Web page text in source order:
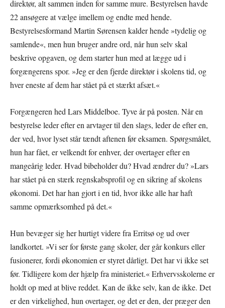
direktør, alt sammen inden for samme mure. Bestyrelsen havde
22 ansøgere at vælge imellem og endte med hende.
Bestyrelsesformand Martin Sørensen kalder hende »tydelig og
samlende«, men hun bruger andre ord, når hun selv skal
beskrive opgaven, og dem starter hun med at lægge ud i
forgængerens spor. »Jeg er den fjerde direktør i skolens tid, og
hver eneste af dem har stået på et stærkt afsæt.«
Forgængeren hed Lars Middelboe. Tyve år på posten. Når en
bestyrelse leder efter en arvtager til den slags, leder de efter en,
der ved, hvor lyset står tændt aftenen før eksamen. Spørgsmålet,
hun har fået, er velkendt for enhver, der overtager efter en
mangeårig leder. Hvad bibeholder du? Hvad ændrer du? »Lars
har stået på en stærk regnskabsprofil og en sikring af skolens
økonomi. Det har han gjort i en tid, hvor ikke alle har haft
samme opmærksomhed på det.«
Hun bevæger sig her hurtigt videre fra Erritsø og ud over
landkortet. »Vi ser for første gang skoler, der går konkurs eller
fusionerer, fordi økonomien er styret dårligt. Det har vi ikke set
før. Tidligere kom der hjælp fra ministeriet.« Erhvervsskolerne er
holdt op med at blive reddet. Kan de ikke selv, kan de ikke. Det
er den virkelighed, hun overtager, og det er den, der præger den